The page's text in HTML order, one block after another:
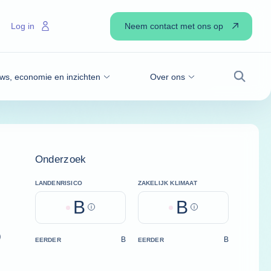
economie en inzichten Over ons
Zoek
Log in Neem contact met ons op
Onderzoek
LANDENRISICO
B Help
ZAKELIJK KLIMAAT
B Help
EERDER B EERDER B